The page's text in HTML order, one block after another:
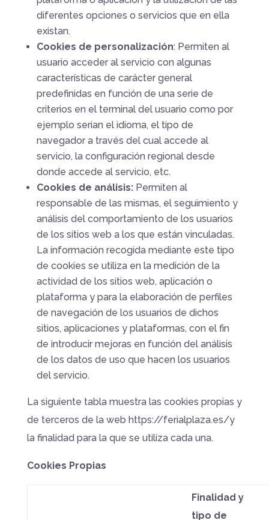
diferentes opciones o servicios que en ella
existan.
Cookies de personalización: Permiten al
usuario acceder al servicio con algunas
características de carácter general
predefinidas en función de una serie de
criterios en el terminal del usuario como por
ejemplo serian el idioma, el tipo de
navegador a través del cual accede al
servicio, la configuración regional desde
donde accede al servicio, etc.
Cookies de análisis: Permiten al
responsable de las mismas, el seguimiento y
análisis del comportamiento de los usuarios
de los sitios web a los que están vinculadas.
La información recogida mediante este tipo
de cookies se utiliza en la medición de la
actividad de los sitios web, aplicación o
plataforma y para la elaboración de perfiles
de navegación de los usuarios de dichos
sitios, aplicaciones y plataformas, con el fin
de introducir mejoras en función del análisis
de los datos de uso que hacen los usuarios
del servicio.
La siguiente tabla muestra las cookies propias y
de terceros de la web https://ferialplaza.es/y
la finalidad para la que se utiliza cada una.
Cookies Propias
Finalidad y
tipo de